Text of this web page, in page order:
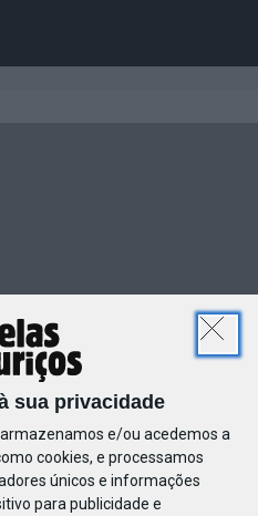
sua privacidade
armazenamos e/ou acedemos a
cookies, e processamos
únicos e informações
para publicidade e